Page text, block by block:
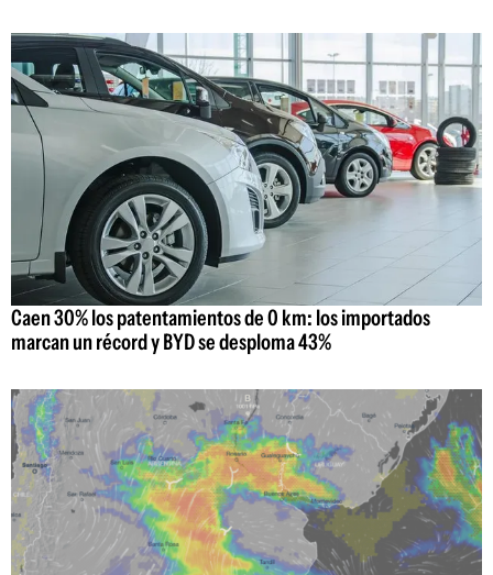
Caen 30% los patentamientos de 0 km: los importados
marcan un récord y BYD se desploma 43%